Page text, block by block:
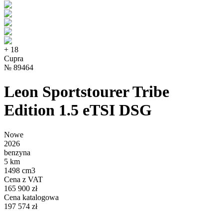
+ 18
Cupra
№ 89464
Leon Sportstourer Tribe
Edition 1.5 eTSI DSG
Nowe
2026
benzyna
5 km
1498 cm3
Cena z VAT
165 900 zł
Cena katalogowa
197 574 zł